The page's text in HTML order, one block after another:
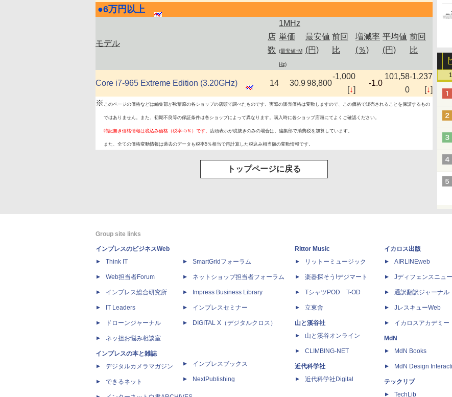
●6万円以上
モデル
店
数
1MHz
単価
(最安値÷M
Hz)
最安値
(円)
前回
比
増減率
(％)
平均値
(円)
前回
比
Core i7-965 Extreme Edition (3.20GHz) 14 30.998,800
-1,000
[↓]
-1.0
101,58
0
-1,237
[↓]
※ このページの価格などは編集部が秋葉原の各ショップの店頭で調べたものです。実際の販売価格は変動しますので、この価格で販売されることを保証するもの
ではありません。また、初期不良等の保証条件は各ショップによって異なります。購入時に各ショップ店頭にてよくご確認ください。
特記無き価格情報は税込み価格（税率=5％）です。 店頭表示が税抜きのみの場合は、編集部で消費税を加算しています。
また、全ての価格変動情報は過去のデータも税率5％相当で再計算した税込み相当額の変動情報です。
トップページに戻る
Group site links
インプレスのビジネスWeb
Think IT
Web担当者Forum
インプレス総合研究所
IT Leaders
ドローンジャーナル
ネッ担お悩み相談室
インプレスの本と雑誌
デジタルカメラマガジン
できるネット
SmartGridフォーラム
ネットショップ担当者フォーラム
Impress Business Library
インプレスセミナー
DIGITAL X（デジタルクロス）
インプレスブックス
NextPublishing
Rittor Music
リットーミュージック
楽器探そう!デジマート
TシャツPOD T-OD
立東舎
山と溪谷社
山と溪谷オンライン
CLIMBING-NET
近代科学社
近代科学社Digital
イカロス出版
AIRLINEweb
Jディフェンスニュ
通訳翻訳ジャーナル
JレスキューWeb
イカロスアカデミー
MdN
MdN Books
MdN Design
テックリブ
TechLib